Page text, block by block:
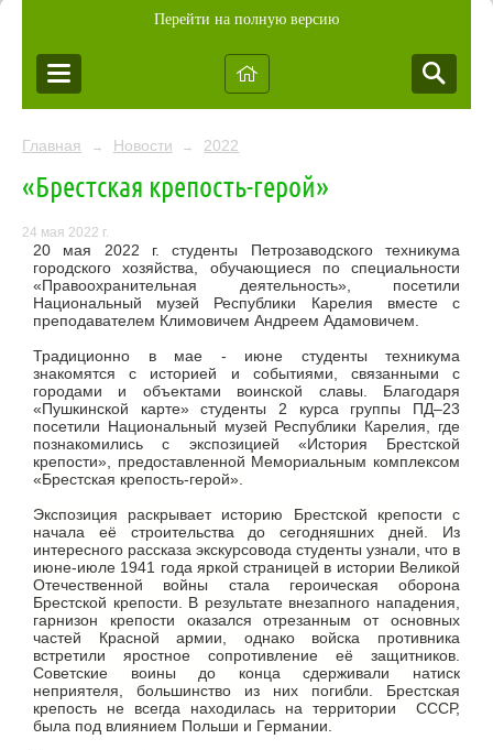
Перейти на полную версию
Главная → Новости → 2022
«Брестская крепость-герой»
24 мая 2022 г.
20 мая 2022 г. студенты Петрозаводского техникума
городского хозяйства, обучающиеся по специальности
«Правоохранительная деятельность», посетили
Национальный музей Республики Карелия вместе с
преподавателем Климовичем Андреем Адамовичем.
Традиционно в мае - июне студенты техникума
знакомятся с историей и событиями, связанными с
городами и объектами воинской славы. Благодаря
«Пушкинской карте» студенты 2 курса группы ПД–23
посетили Национальный музей Республики Карелия, где
познакомились с экспозицией «История Брестской
крепости», предоставленной Мемориальным комплексом
«Брестская крепость-герой».
Экспозиция раскрывает историю Брестской крепости с
начала её строительства до сегодняшних дней. Из
интересного рассказа экскурсовода студенты узнали, что в
июне-июле 1941 года яркой страницей в истории Великой
Отечественной войны стала героическая оборона
Брестской крепости. В результате внезапного нападения,
гарнизон крепости оказался отрезанным от основных
частей Красной армии, однако войска противника
встретили яростное сопротивление её защитников.
Советские воины до конца сдерживали натиск
неприятеля, большинство из них погибли.
Брестская
крепость не всегда находилась на территории СССР,
была под влиянием Польши и Германии.